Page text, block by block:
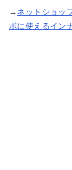
→ ネットショッ
ボに使えるイン